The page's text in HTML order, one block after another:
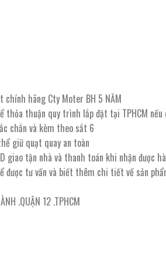
hãng Cty Moter BH 5 NĂM
thuận quy trình lắp đặt tại TPHCM
chắn và kèm theo sắt 6
giữ quạt quay an toàn
giao tận nhà và thanh toán khi nhận được
được tư vấn và biết thêm chi tiết về sản
.QUẬN 12 .TPHCM